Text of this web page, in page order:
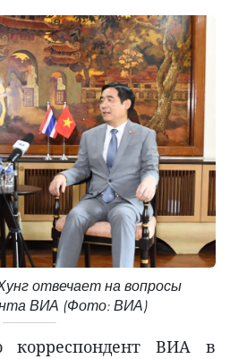
отвечает на вопросы
ВИА (Фото: ВИА)
корреспондент ВИА в